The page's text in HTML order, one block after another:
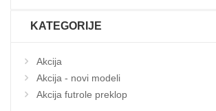
KATEGORIJE
Akcija
Akcija - novi modeli
Akcija futrole preklop